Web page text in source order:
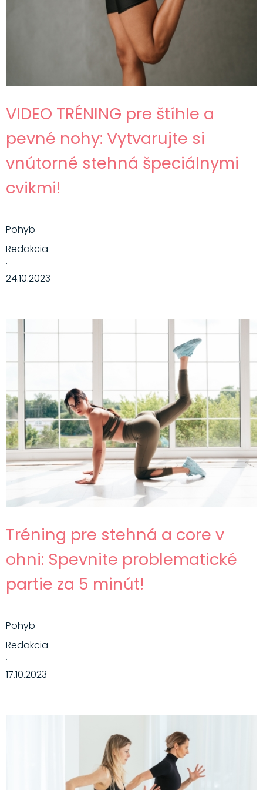
VIDEO TRÉNING pre štíhle a
pevné nohy: Vytvarujte si
vnútorné stehná špeciálnymi
cvikmi!
Pohyb
Redakcia
·
24.10.2023
Tréning pre stehná a core v
ohni: Spevnite problematické
partie za 5 minút!
Pohyb
Redakcia
·
17.10.2023